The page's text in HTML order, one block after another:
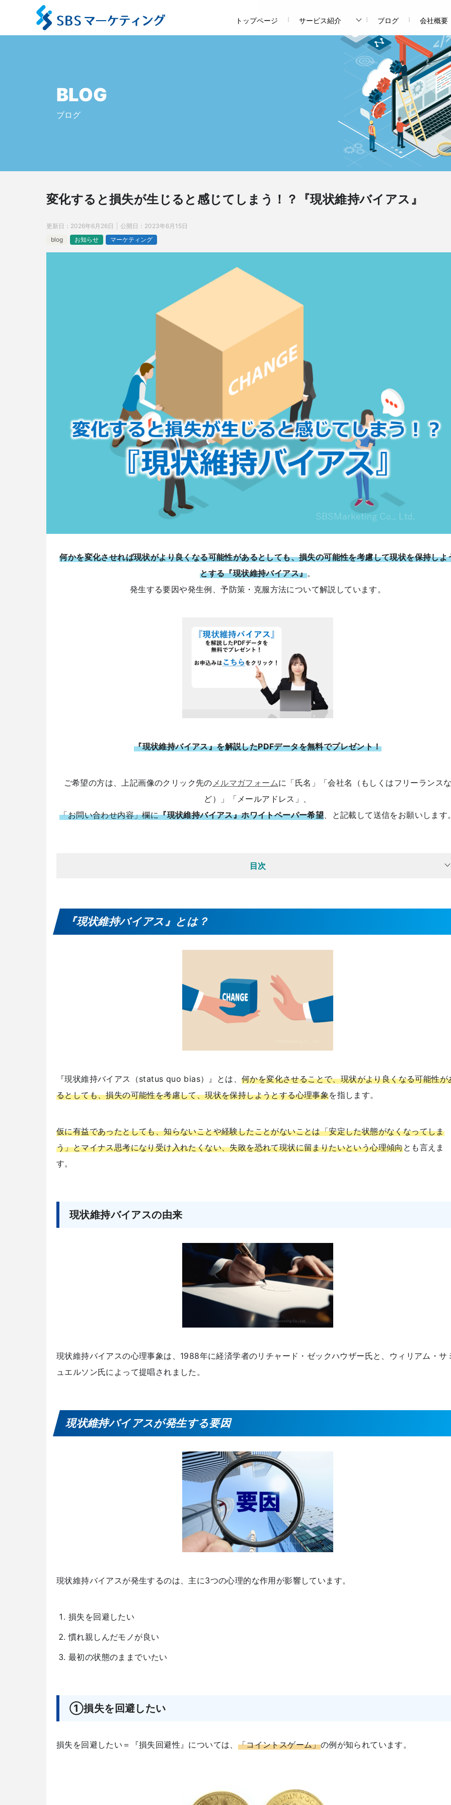
トップページ サービス紹介 ブログ 会社概要
BLOG
ブログ
変化すると損失が生じると感じてしまう！？『現状維持バイアス』
更新日： 2026年6月26日 公開日： 2023年6月15日
blog
お知らせ マーケティング
何かを変化させれば現状がより良くなる可能性があるとしても、損失の可能性を考慮して現状を保持しよ
とする『現状維持バイアス』。
発生する要因や発生例、予防策・克服方法について解説しています。
『現状維持バイアス』を解説したPDFデータを無料でプレゼント！
ご希望の方は、上記画像のクリック先のメルマガフォームに「氏名」「会社名（もしくはフリーランス
ど）」「メールアドレス」、
「お問い合わせ内容」欄に『現状維持バイアス』ホワイトペーパー希望、と記載して送信をお願いします
目次
『現状維持バイアス』とは？
『現状維持バイアス（status quo bias）』とは、 何かを変化させることで、現状がより良くなる可能性が
るとしても、損失の可能性を考慮して、現状を保持しようとする心理事象を指します。
仮に有益であったとしても、知らないことや経験したことがないことは「安定した状態がなくなってしま
う」とマイナス思考になり受け入れたくない、失敗を恐れて現状に留まりたいという心理傾向とも言えま
す。
現状維持バイアスの由来
現状維持バイアスの心理事象は、1988年に経済学者のリチャード・ゼックハウザー氏と、ウィリアム・サ
ュエルソン氏によって提唱されました。
現状維持バイアスが発生する要因
現状維持バイアスが発生するのは、主に3つの心理的な作用が影響しています。
損失を回避したい
慣れ親しんだモノが良い
最初の状態のままでいたい
①損失を回避したい
損失を回避したい＝『損失回避性』については、 「コイントスゲーム」の例が知られています。